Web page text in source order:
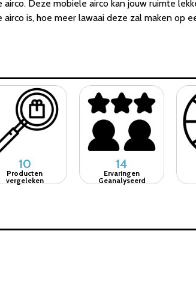
Deze mobiele airco kan jouw ruimte
is, hoe meer lawaai deze zal maken op
10
Producten
vergeleken
14
Ervaringen
Geanalyseerd